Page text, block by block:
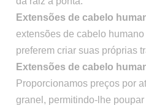
Extensões de cabelo
extensões de cabelo
preferem criar suas próprias
Extensões de cabelo
Proporcionamos preços por
granel, permitindo-lhe